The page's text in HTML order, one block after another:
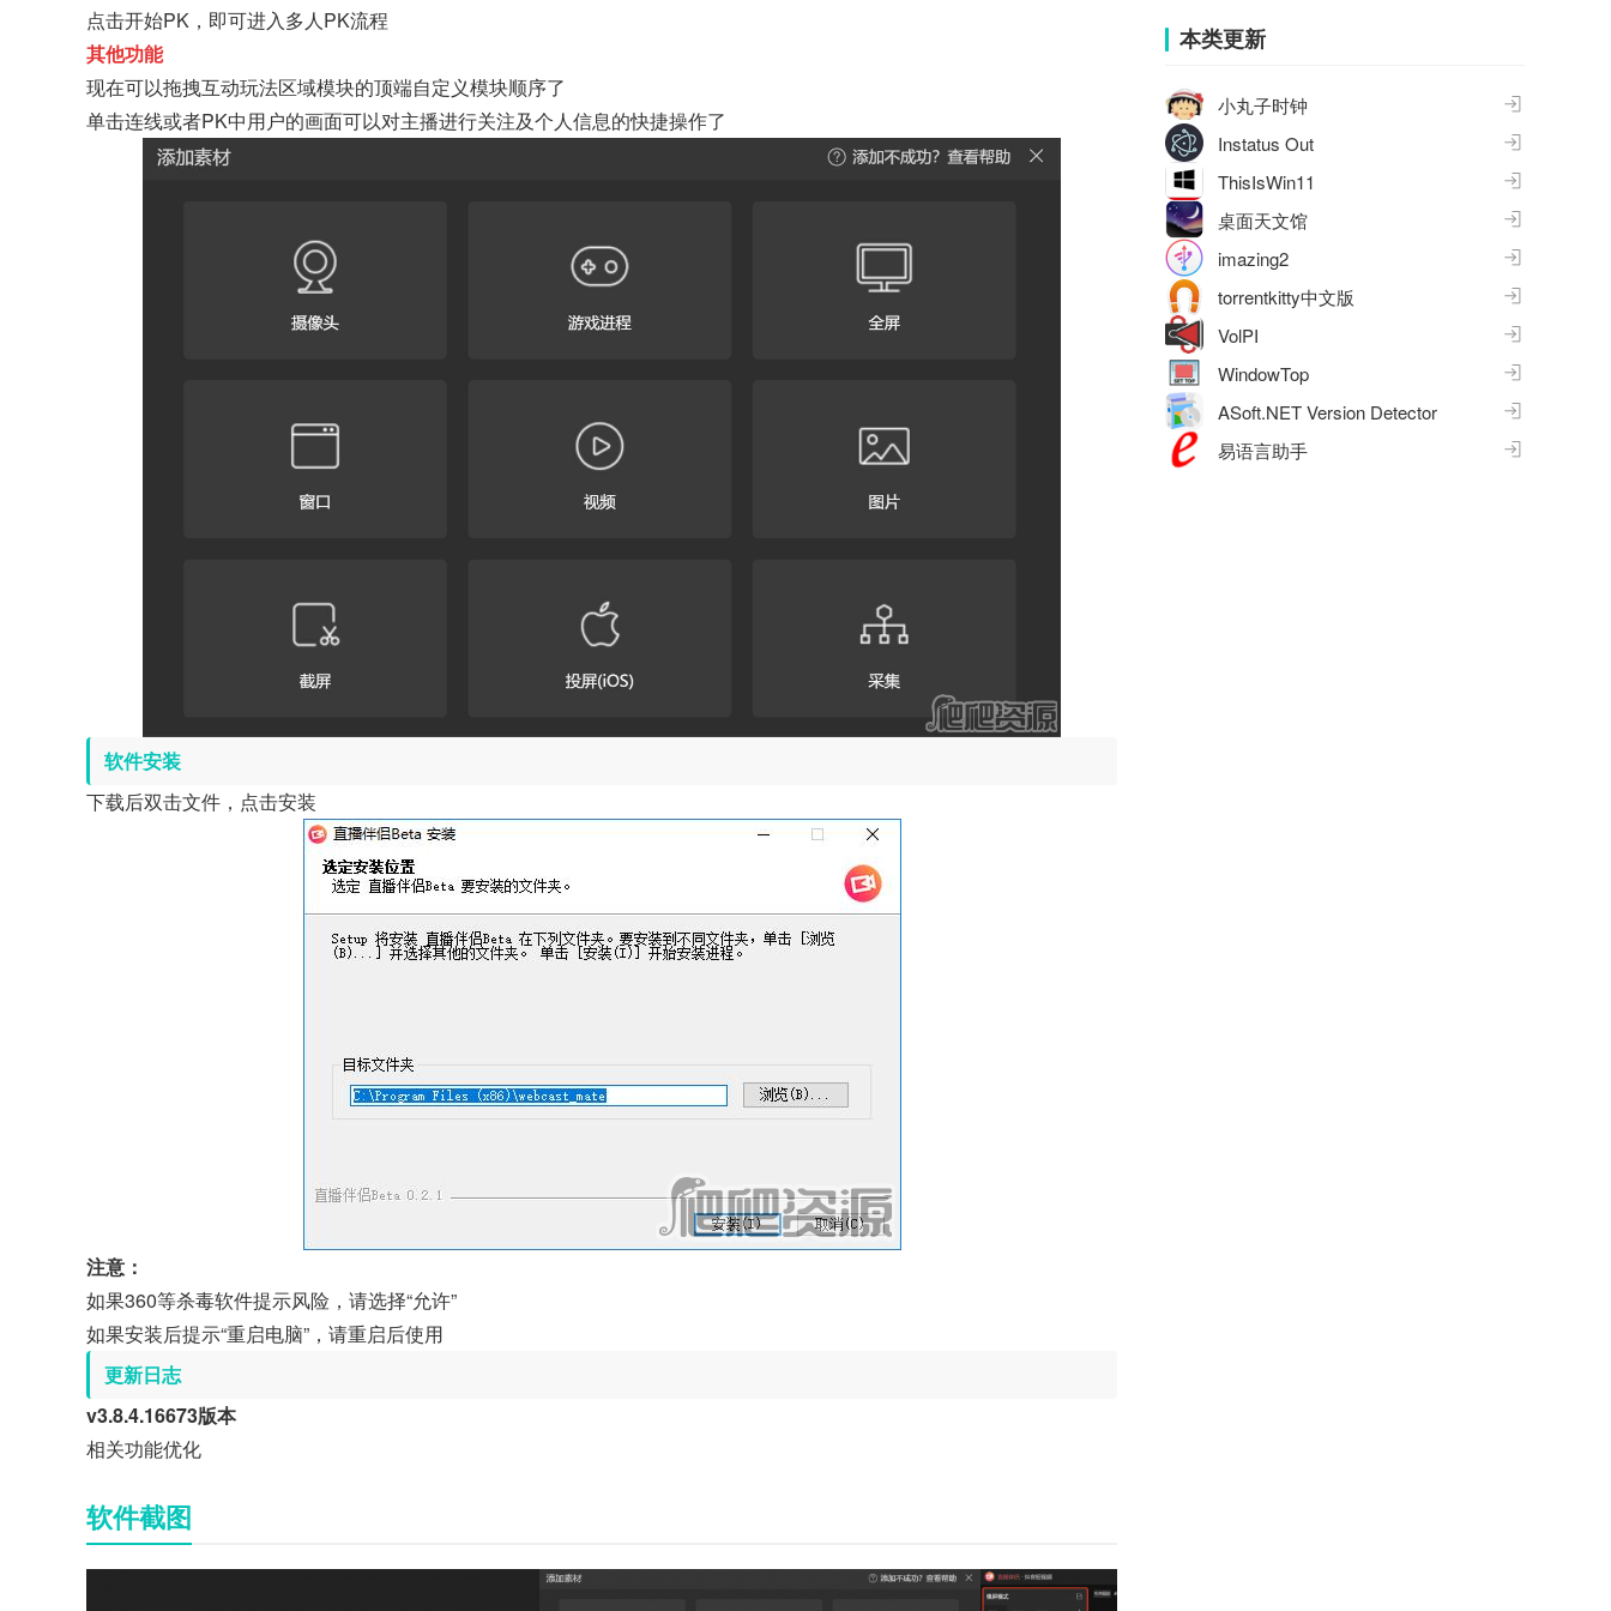
点击开始PK，即可进入多人PK流程
其他功能
现在可以拖拽互动玩法区域模块的顶端自定义模块顺序了
单击连线或者PK中用户的画面可以对主播进行关注及个人信息的快捷操作了
软件安装
下载后双击文件，点击安装
注意：
如果360等杀毒软件提示风险，请选择“允许”
如果安装后提示“重启电脑”，请重启后使用
更新日志
v3.8.4.16673版本
相关功能优化
软件截图
本类更新
小丸子时钟
Instatus Out
ThisIsWin11
桌面天文馆
imazing2
torrentkitty中文版
VolPI
WindowTop
ASoft.NET Version Detector
易语言助手